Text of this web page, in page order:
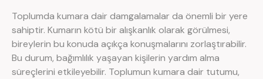
Toplumda kumara dair damgalamalar da önemli bir yere
sahiptir. Kumarın kötü bir alışkanlık olarak görülmesi,
bireylerin bu konuda açıkça konuşmalarını zorlaştırabilir.
Bu durum, bağımlılık yaşayan kişilerin yardım alma
süreçlerini etkileyebilir. Toplumun kumara dair tutumu,